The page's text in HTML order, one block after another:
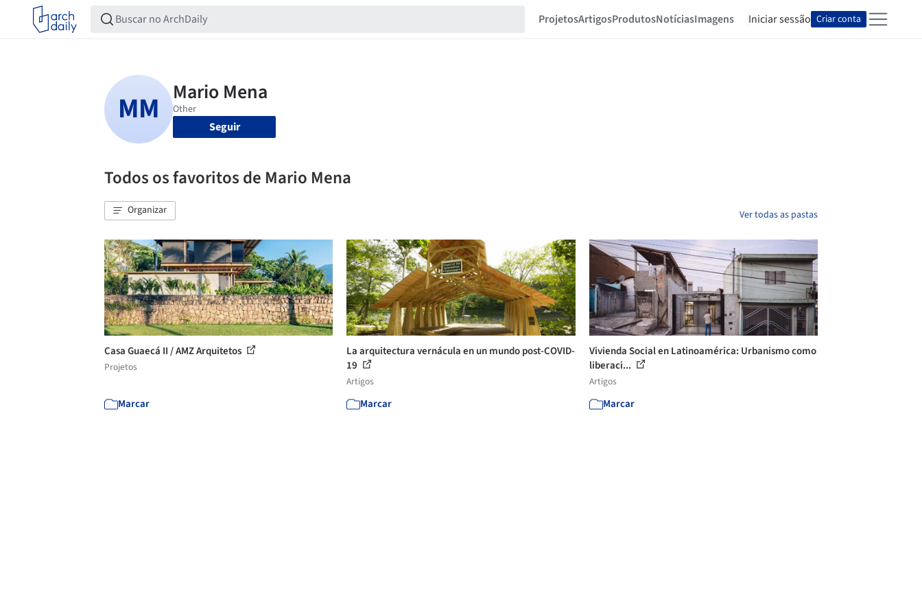
ProjetosArtigosProdutosNotíciasImagens Iniciar sessão Criar conta
Seguir
Todos os favoritos de Mario Mena
Organizar Ver todas as pastas
Casa Guaecá II / AMZ Arquitetos
Projetos
Marcar
La arquitectura vernácula en un mundo post-COVID-
19
Artigos
Marcar
Vivienda Social en Latinoamérica: Urbanismo como
liberaci...
Artigos
Marcar